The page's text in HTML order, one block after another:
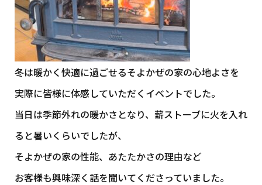
冬は暖かく快適に過ごせるそよかぜの家の心地よさを
実際に皆様に体感していただくイベントでした。
当日は季節外れの暖かさとなり、薪ストーブに火を入れ
ると暑いくらいでしたが、
そよかぜの家の性能、あたたかさの理由など
お客様も興味深く話を聞いてくださっていました。